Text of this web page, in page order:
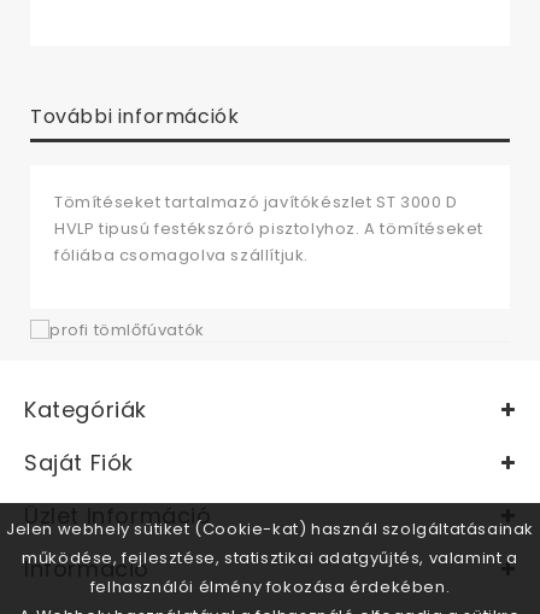
További információk
Tömítéseket tartalmazó javítókészlet ST 3000 D
HVLP tipusú festékszóró pisztolyhoz. A tömítéseket
fóliába csomagolva szállítjuk.
Kategóriák
Saját Fiók
Üzlet Információ
Információ
Jelen webhely sütiket (Cookie-kat) használ szolgáltatásainak
működése, fejlesztése, statisztikai adatgyűjtés, valamint a
felhasználói élmény fokozása érdekében.